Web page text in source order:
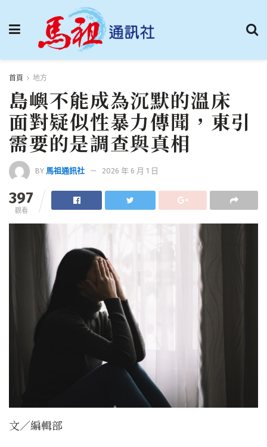
首頁 地方
島嶼不能成為沉默的溫床
面對疑似性暴力傳聞，東引
需要的是調查與真相
BY 馬祖通訊社 2026 年 6 月 1 日
397
觀看
文／編輯部